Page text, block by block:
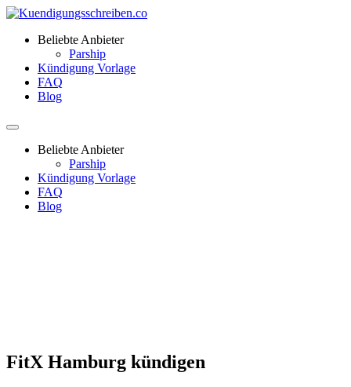
Beliebte Anbieter
Parship
Kündigung Vorlage
FAQ
Blog
Beliebte Anbieter
Parship
Kündigung Vorlage
FAQ
Blog
FitX Hamburg kündigen